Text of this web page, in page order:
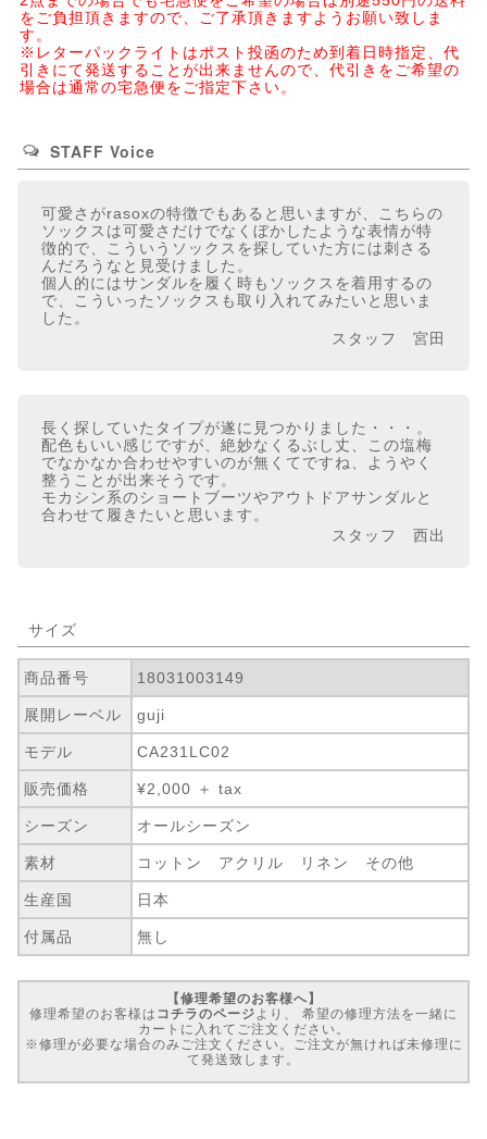
をご負担頂きますので、ご了承頂きますようお願い致しま
す。
※レターパックライトはポスト投函のため到着日時指定、代
引きにて発送することが出来ませんので、代引きをご希望の
場合は通常の宅急便をご指定下さい。
STAFF Voice
可愛さがrasoxの特徴でもあると思いますが、こちらの
ソックスは可愛さだけでなくぼかしたような表情が特
徴的で、こういうソックスを探していた方には刺さる
んだろうなと見受けました。
個人的にはサンダルを履く時もソックスを着用するの
で、こういったソックスも取り入れてみたいと思いま
した。
スタッフ 宮田
長く探していたタイプが遂に見つかりました・・・。
配色もいい感じですが、絶妙なくるぶし丈、この塩梅
でなかなか合わせやすいのが無くてですね、ようやく
整うことが出来そうです。
モカシン系のショートブーツやアウトドアサンダルと
合わせて履きたいと思います。
スタッフ 西出
サイズ
商品番号 18031003149
展開レーベル guji
モデル CA231LC02
販売価格 ¥2,000 ＋ tax
シーズン オールシーズン
素材 コットン アクリル リネン その他
生産国 日本
付属品 無し
【修理希望のお客様へ】
修理希望のお客様は コチラのページ より、 希望の修理方法を一緒に
カートに入れてご注文ください。
※修理が必要な場合のみご注文ください。ご注文が無ければ未修理に
て発送致します。